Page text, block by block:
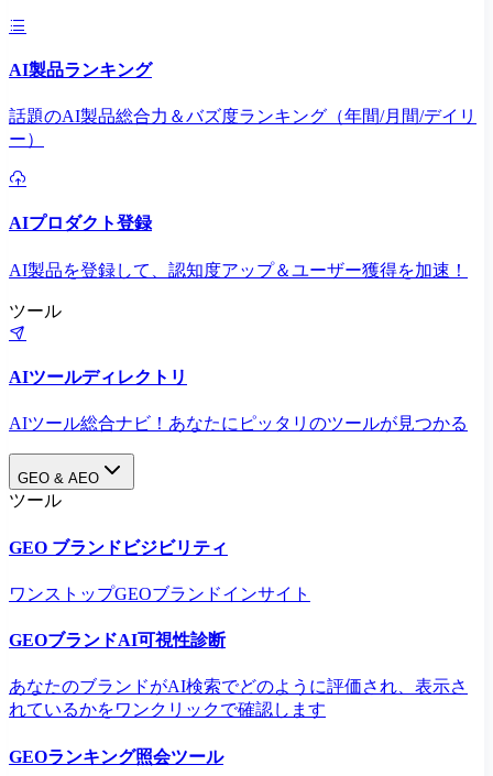
AI製品ランキング
話題のAI製品総合力＆バズ度ランキング（年間/月間/デイリ
ー）
AIプロダクト登録
AI製品を登録して、認知度アップ＆ユーザー獲得を加速！
ツール
AIツールディレクトリ
AIツール総合ナビ！あなたにピッタリのツールが見つかる
GEO & AEO
ツール
GEO ブランドビジビリティ
ワンストップGEOブランドインサイト
GEOブランドAI可視性診断
あなたのブランドがAI検索でどのように評価され、表示さ
れているかをワンクリックで確認します
GEOランキング照会ツール